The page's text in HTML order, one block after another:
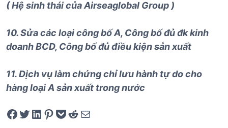
( Hệ sinh thái của Airseaglobal Group )
10. Sửa các loại công bố A, Công bố đủ đk kinh
doanh BCD, Công bố đủ điều kiện sản xuất
11. Dịch vụ làm chứng chỉ lưu hành tự do cho
hàng loại A sản xuất trong nước
Share on Facebook Tweet on Twitter Share on LinkedIn Pin on Pinterest Save to pocket Share on Reddit Share via Email